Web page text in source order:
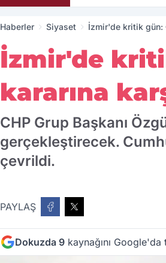
Haberler Siyaset İzmir'de kritik gün:
İzmir'de
kararına
CHP Grup Başkanı
gerçekleştirecek.
çevrildi.
PAYLAŞ
Dokuzda 9 kaynağını